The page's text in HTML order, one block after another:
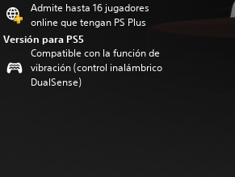
Admite hasta 16 jugadores
online que tengan PS Plus
Versión para PS5
Compatible con la función de
vibración (control inalámbrico
DualSense)